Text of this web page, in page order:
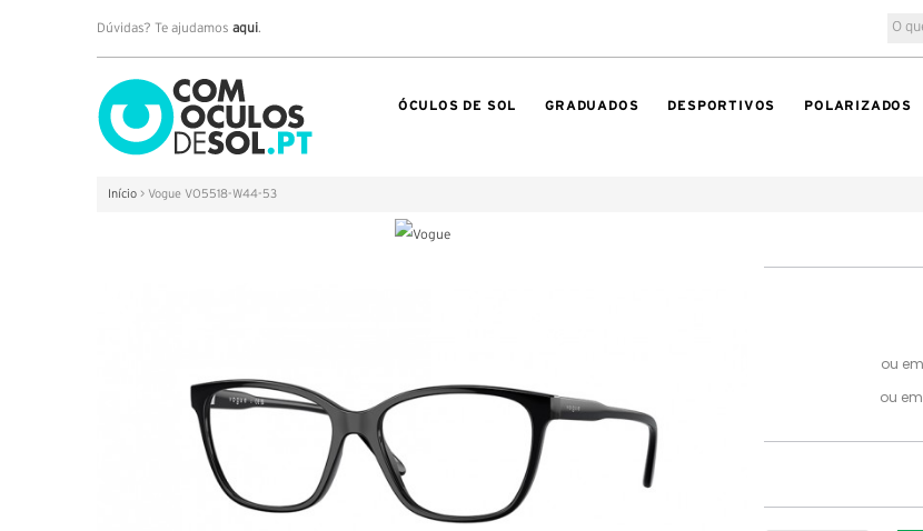
Dúvidas? Te ajudamos aqui.
ÓCULOS DE SOL GRADUADOS DESPORTIVOS POLARIZADOS
Início > Vogue VO5518-W44-53